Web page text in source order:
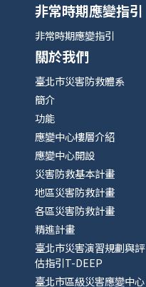
非常時期應變指引
非常時期應變指引
關於我們
臺北市災害防救體系
簡介
功能
應變中心樓層介紹
應變中心開設
災害防救基本計畫
地區災害防救計畫
各區災害防救計畫
精進計畫
臺北市災害演習規劃與評
估指引T-DEEP
臺北市區級災害應變中心